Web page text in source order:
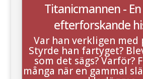
Titanicmannen -
efterforskande
Var han verkligen med
Styrde han fartyget?
som det sägs? Varför?
många när en gammal